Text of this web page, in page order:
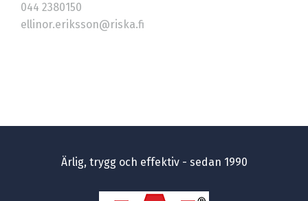
044 2380150
ellinor.eriksson@riska.fi
Ärlig, trygg och effektiv - sedan 1990